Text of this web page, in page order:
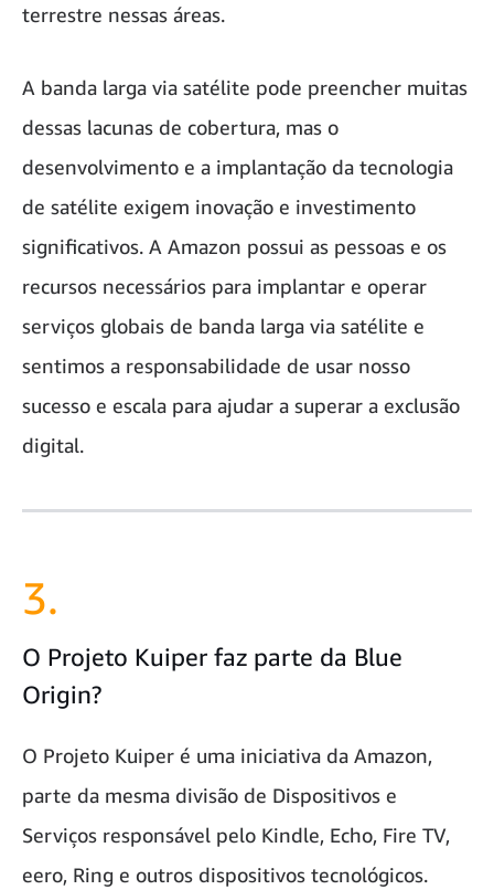
terrestre nessas áreas.
A banda larga via satélite pode preencher muitas
dessas lacunas de cobertura, mas o
desenvolvimento e a implantação da tecnologia
de satélite exigem inovação e investimento
significativos. A Amazon possui as pessoas e os
recursos necessários para implantar e operar
serviços globais de banda larga via satélite e
sentimos a responsabilidade de usar nosso
sucesso e escala para ajudar a superar a exclusão
digital.
3.
O Projeto Kuiper faz parte da Blue
Origin?
O Projeto Kuiper é uma iniciativa da Amazon,
parte da mesma divisão de Dispositivos e
Serviços responsável pelo Kindle, Echo, Fire TV,
eero, Ring e outros dispositivos tecnológicos.